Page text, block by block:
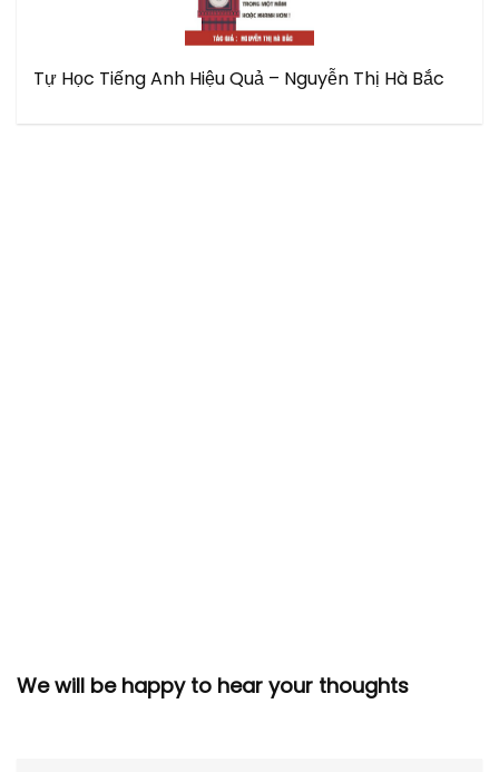
Tự Học Tiếng Anh Hiệu Quả – Nguyễn Thị Hà Bắc
We will be happy to hear your thoughts